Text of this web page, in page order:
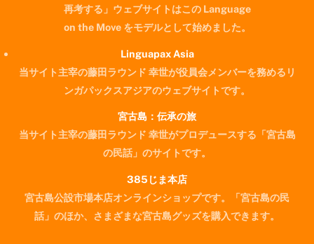
Back
再考する」ウェブサイトはこの Language
on the Move をモデルとして始めました。
Linguapax Asia
当サイト主宰の藤田ラウンド 幸世が役員会メンバーを務めるリ
ンガパックスアジアのウェブサイトです。
宮古島：伝承の旅
当サイト主宰の藤田ラウンド 幸世がプロデュースする「宮古島
の民話」のサイトです。
385じま本店
宮古島公設市場本店オンラインショップです。「宮古島の民
話」のほか、さまざまな宮古島グッズを購入できます。